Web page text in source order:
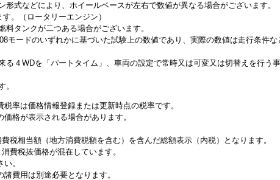
式などにより、ホイールベースが左右で数値が異なる場合がございます。
。（ロータリーエンジン）
タンクが二つある場合がございます。
モードのいずれかに基づいた試験上の数値であり、実際の数値は走行条件な
４WDを「パートタイム」、車両の設定で常時又は可変又は切替えを行う
。
率は価格情報登録または更新時点の税率です。
格が表示される場合があります。
税相当額（地方消費税額を含む）を含んだ総額表示（内税）となります。
費税抜価格が混在しています。
。
費用は別途必要となります。